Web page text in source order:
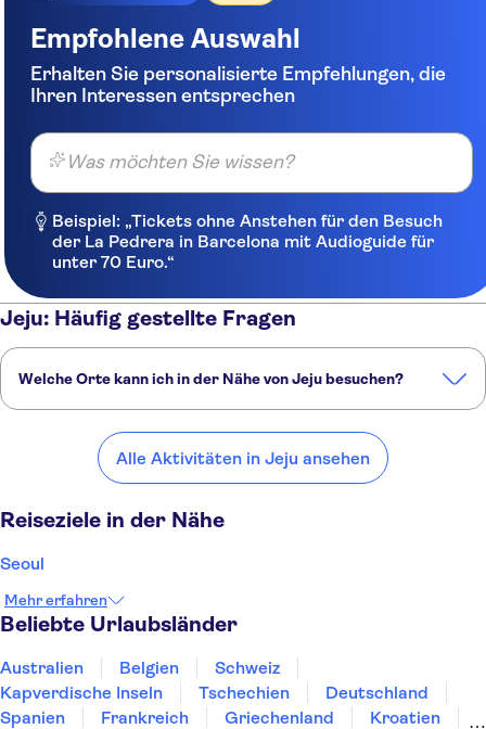
Empfohlene Auswahl
Erhalten Sie personalisierte Empfehlungen, die
Ihren Interessen entsprechen
Was möchten Sie wissen?
Beispiel: „Tickets ohne Anstehen für den Besuch
der La Pedrera in Barcelona mit Audioguide für
unter 70 Euro.“
Jeju: Häufig gestellte Fragen
Welche Orte kann ich in der Nähe von Jeju besuchen?
Fukuoka Kagoshima Hiroshima Shanghai
Alle Aktivitäten in Jeju ansehen
Reiseziele in der Nähe
Seoul
Mehr erfahren
Beliebte Urlaubsländer
Australien Belgien
Schweiz
Kapverdische Inseln
Tschechien
Deutschland
Spanien
Frankreich Griechenland
Kroatien